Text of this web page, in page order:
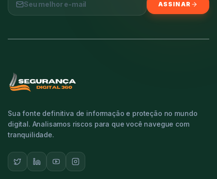
ASSINAR
Sua fonte definitiva de informação e proteção no mundo
digital. Analisamos riscos para que você navegue com
tranquilidade.